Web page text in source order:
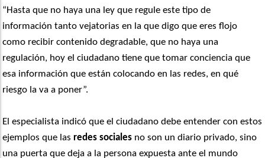
“Hasta que no haya una ley que regule este tipo de
información tanto vejatorias en la que digo que eres flojo
como recibir contenido degradable, que no haya una
regulación, hoy el ciudadano tiene que tomar conciencia que
esa información que están colocando en las redes, en qué
riesgo la va a poner”.
El especialista indicó que el ciudadano debe entender con estos
ejemplos que las redes sociales no son un diario privado, sino
una puerta que deja a la persona expuesta ante el mundo